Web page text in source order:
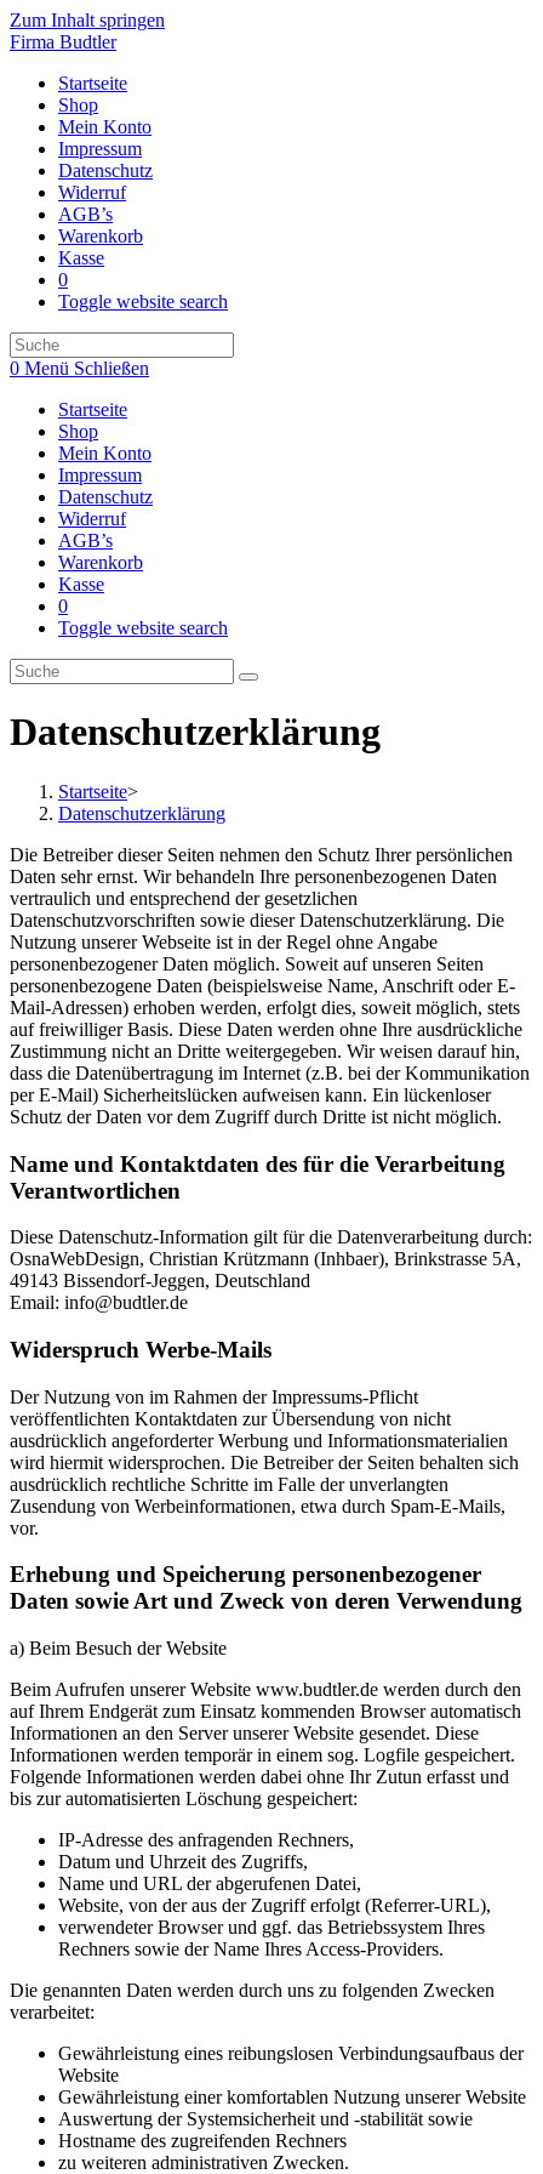
Zum Inhalt springen
Firma Budtler
Startseite
Shop
Mein Konto
Impressum
Datenschutz
Widerruf
AGB’s
Warenkorb
Kasse
0
Toggle website search
0 Menü Schließen
Startseite
Shop
Mein Konto
Impressum
Datenschutz
Widerruf
AGB’s
Warenkorb
Kasse
0
Toggle website search
Datenschutzerklärung
Startseite>
Datenschutzerklärung
Die Betreiber dieser Seiten nehmen den Schutz Ihrer persönlichen
Daten sehr ernst. Wir behandeln Ihre personenbezogenen Daten
vertraulich und entsprechend der gesetzlichen
Datenschutzvorschriften sowie dieser Datenschutzerklärung. Die
Nutzung unserer Webseite ist in der Regel ohne Angabe
personenbezogener Daten möglich. Soweit auf unseren Seiten
personenbezogene Daten (beispielsweise Name, Anschrift oder E-
Mail-Adressen) erhoben werden, erfolgt dies, soweit möglich, stets
auf freiwilliger Basis. Diese Daten werden ohne Ihre ausdrückliche
Zustimmung nicht an Dritte weitergegeben. Wir weisen darauf hin,
dass die Datenübertragung im Internet (z.B. bei der Kommunikation
per E-Mail) Sicherheitslücken aufweisen kann. Ein lückenloser
Schutz der Daten vor dem Zugriff durch Dritte ist nicht möglich.
Name und Kontaktdaten des für die Verarbeitung
Verantwortlichen
Diese Datenschutz-Information gilt für die Datenverarbeitung durch:
OsnaWebDesign, Christian Krützmann (Inhbaer), Brinkstrasse 5A,
49143 Bissendorf-Jeggen, Deutschland
Email: info@budtler.de
Widerspruch Werbe-Mails
Der Nutzung von im Rahmen der Impressums-Pflicht
veröffentlichten Kontaktdaten zur Übersendung von nicht
ausdrücklich angeforderter Werbung und Informationsmaterialien
wird hiermit widersprochen. Die Betreiber der Seiten behalten sich
ausdrücklich rechtliche Schritte im Falle der unverlangten
Zusendung von Werbeinformationen, etwa durch Spam-E-Mails,
vor.
Erhebung und Speicherung personenbezogener
Daten sowie Art und Zweck von deren Verwendung
a) Beim Besuch der Website
Beim Aufrufen unserer Website www.budtler.de werden durch den
auf Ihrem Endgerät zum Einsatz kommenden Browser automatisch
Informationen an den Server unserer Website gesendet. Diese
Informationen werden temporär in einem sog. Logfile gespeichert.
Folgende Informationen werden dabei ohne Ihr Zutun erfasst und
bis zur automatisierten Löschung gespeichert:
IP-Adresse des anfragenden Rechners,
Datum und Uhrzeit des Zugriffs,
Name und URL der abgerufenen Datei,
Website, von der aus der Zugriff erfolgt (Referrer-URL),
verwendeter Browser und ggf. das Betriebssystem Ihres
Rechners sowie der Name Ihres Access-Providers.
Die genannten Daten werden durch uns zu folgenden Zwecken
verarbeitet:
Gewährleistung eines reibungslosen Verbindungsaufbaus der
Website
Gewährleistung einer komfortablen Nutzung unserer Website
Auswertung der Systemsicherheit und -stabilität sowie
Hostname des zugreifenden Rechners
zu weiteren administrativen Zwecken.